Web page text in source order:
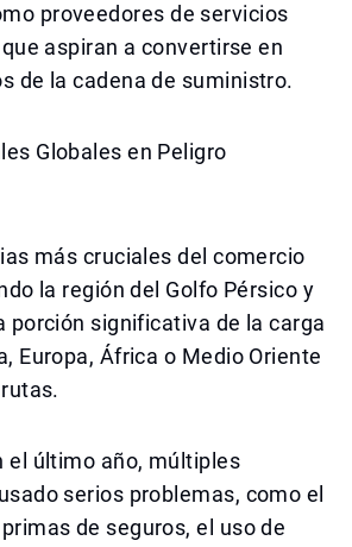
proveedores de servicios
aspiran a convertirse en
de la cadena de suministro.
Globales en Peligro
más cruciales del comercio
la región del Golfo Pérsico y
porción significativa de la carga
Europa, África o Medio Oriente
el último año, múltiples
serios problemas, como el
de seguros, el uso de